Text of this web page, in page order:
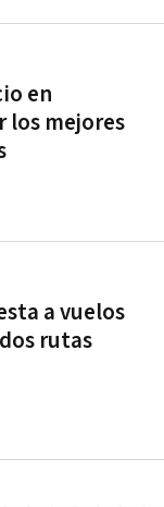
en
los mejores
a vuelos
rutas